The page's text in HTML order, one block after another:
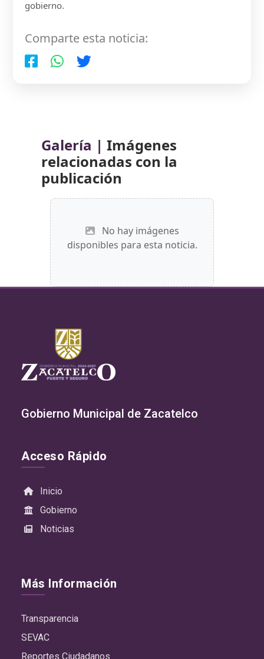
gobierno.
Comparte esta noticia:
Galería | Imágenes
relacionadas con la
publicación
No hay imágenes
disponibles para esta noticia.
Gobierno Municipal de Zacatelco
Acceso Rápido
Inicio
Gobierno
Noticias
Más Información
Transparencia
SEVAC
Reportes Ciudadanos